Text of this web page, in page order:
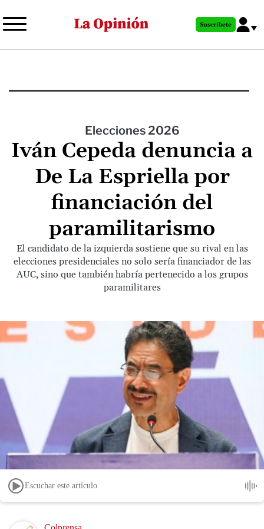
al
principal
Suscríbete
Elecciones 2026
Iván Cepeda denuncia a
De La Espriella por
financiación del
paramilitarismo
El candidato de la izquierda sostiene que su rival en las
elecciones presidenciales no solo sería financiador de las
AUC, sino que también habría pertenecido a los grupos
paramilitares
Escuchar este artículo